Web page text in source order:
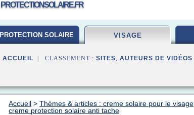
PROTECTIONSOLAIRE.FR
PROTECTION SOLAIRE VISAGE
ACCUEIL | CLASSEMENT : SITES, AUTEURS DE VIDÉOS
Accueil > Thèmes & articles : creme solaire pour le visage
creme protection solaire anti tache